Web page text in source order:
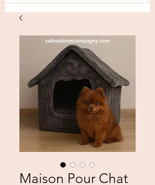
Maison Pour Chat